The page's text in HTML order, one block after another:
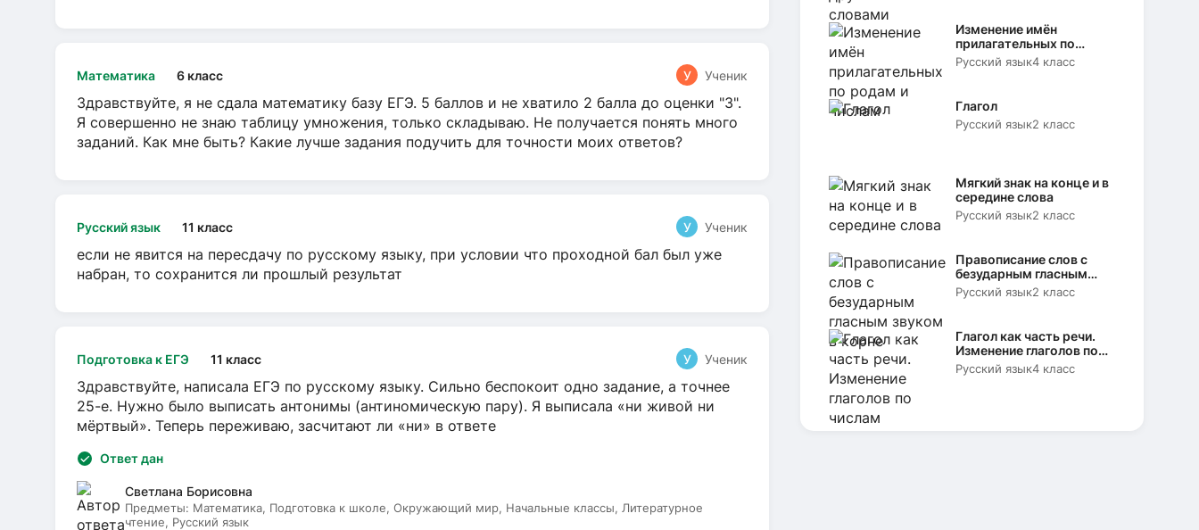
Изменение имён
прилагательных по
родам и числам
Русский язык4 класс
Глагол
Русский язык2 класс
Мягкий знак на конце и в
середине слова
Русский язык2 класс
Правописание слов с
безударным гласным
звуком в корне
Русский язык2 класс
Глагол как часть речи.
Изменение глаголов по
числам
Русский язык4 класс
Математика 6 класс У Ученик
Здравствуйте, я не сдала математику базу ЕГЭ. 5 баллов и не хватило 2 балла до оценки "3".
Я совершенно не знаю таблицу умножения, только складываю. Не получается понять много
заданий. Как мне быть? Какие лучше задания подучить для точности моих ответов?
Русский язык 11 класс У Ученик
если не явится на пересдачу по русскому языку, при условии что проходной бал был уже
набран, то сохранится ли прошлый результат
Подготовка к ЕГЭ 11 класс У Ученик
Здравствуйте, написала ЕГЭ по русскому языку. Сильно беспокоит одно задание, а точнее
25-е. Нужно было выписать антонимы (антиномическую пару). Я выписала «ни живой ни
мёртвый». Теперь переживаю, засчитают ли «ни» в ответе
Ответ дан
Светлана Борисовна
Предметы: Математика, Подготовка к школе, Окружающий мир, Начальные классы, Литературное
чтение, Русский язык